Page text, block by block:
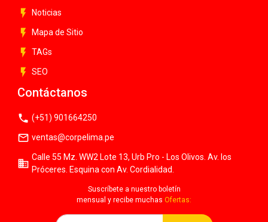
flash_on Noticias
flash_on Mapa de Sitio
flash_on TAGs
flash_on SEO
Contáctanos
phone (+51) 901664250
mail_outline ventas@corpelima.pe
business
Calle 55 Mz. WW2 Lote 13, Urb Pro - Los Olivos. Av. los
Próceres. Esquina con Av. Cordialidad.
Suscríbete a nuestro boletín
mensual y recibe muchas Ofertas: